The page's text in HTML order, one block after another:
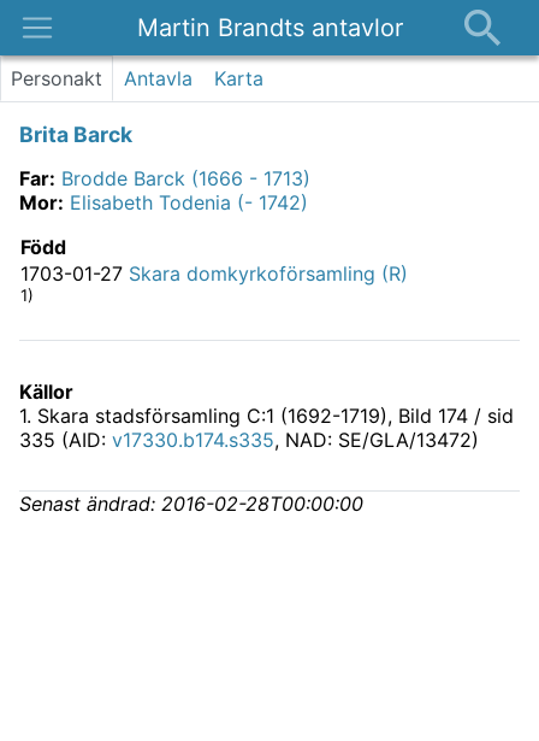
Martin Brandts antavlor
Platser
Kontakt
Personakt Antavla Karta
Brita Barck
Far: Brodde Barck (1666 - 1713)
Mor: Elisabeth Todenia (- 1742)
Född
1703-01-27 Skara domkyrkoförsamling (R)
1)
Källor
1. Skara stadsförsamling C:1 (1692-1719), Bild 174 / sid
335 (AID: v17330.b174.s335, NAD: SE/GLA/13472)
Senast ändrad: 2016-02-28T00:00:00